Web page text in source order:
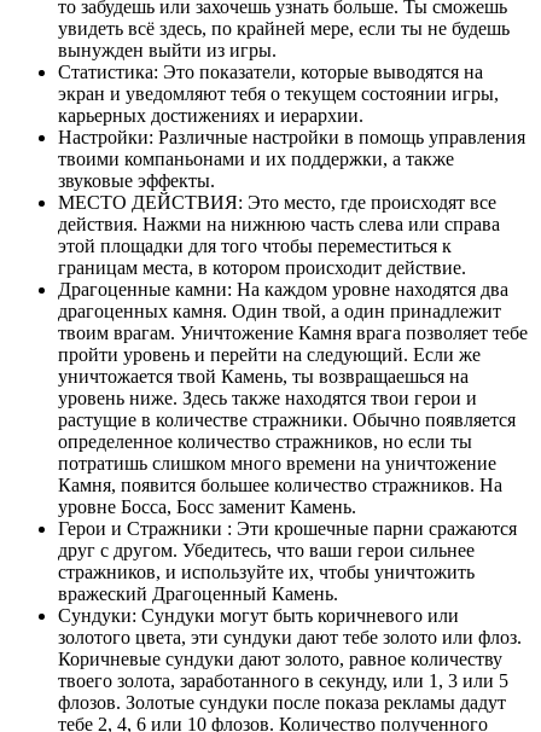
то забудешь или захочешь узнать больше. Ты сможешь
увидеть всё здесь, по крайней мере, если ты не будешь
вынужден выйти из игры.
Статистика: Это показатели, которые выводятся на
экран и уведомляют тебя о текущем состоянии игры,
карьерных достижениях и иерархии.
Настройки: Различные настройки в помощь управления
твоими компаньонами и их поддержки, а также
звуковые эффекты.
МЕСТО ДЕЙСТВИЯ: Это место, где происходят все
действия. Нажми на нижнюю часть слева или справа
этой площадки для того чтобы переместиться к
границам места, в котором происходит действие.
Драгоценные камни: На каждом уровне находятся два
драгоценных камня. Один твой, а один принадлежит
твоим врагам. Уничтожение Камня врага позволяет тебе
пройти уровень и перейти на следующий. Если же
уничтожается твой Камень, ты возвращаешься на
уровень ниже. Здесь также находятся твои герои и
растущие в количестве стражники. Обычно появляется
определенное количество стражников, но если ты
потратишь слишком много времени на уничтожение
Камня, появится большее количество стражников. На
уровне Босса, Босс заменит Камень.
Герои и Стражники : Эти крошечные парни сражаются
друг с другом. Убедитесь, что ваши герои сильнее
стражников, и используйте их, чтобы уничтожить
вражеский Драгоценный Камень.
Сундуки: Сундуки могут быть коричневого или
золотого цвета, эти сундуки дают тебе золото или флоз.
Коричневые сундуки дают золото, равное количеству
твоего золота, заработанного в секунду, или 1, 3 или 5
флозов. Золотые сундуки после показа рекламы дадут
тебе 2, 4, 6 или 10 флозов. Количество полученного